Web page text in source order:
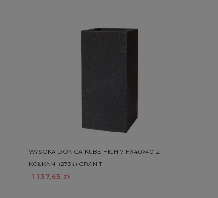
WYSOKA DONICA KUBE HIGH 71HX40X40 Z
KÓŁKAMI (2734) GRANIT
1 137,65 zł